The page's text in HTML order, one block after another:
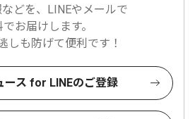
どを、LINEやメールで
お届けします。
しも防げて便利です！
ース for LINEのご登録